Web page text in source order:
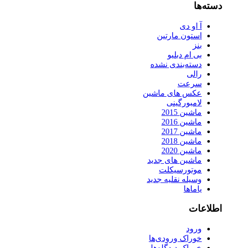
دسته‌ها
آ او دی
استون مارتین
بنز
بی ام دبلیو
دسته‌بندی نشده
رالی
سرعت
عکس های ماشین
لامبورگینی
ماشین 2015
ماشین 2016
ماشین 2017
ماشین 2018
ماشین 2020
ماشین های جدید
موتورسیکلت
وسیله نقلیه جدید
یاماها
اطلاعات
ورود
خوراک ورودی‌ها